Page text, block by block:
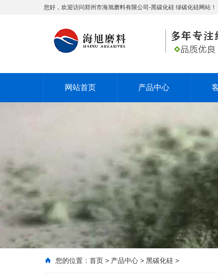
您好，欢迎访问郑州市海旭磨料有限公司-黑碳化硅 绿碳化硅网站！
网站首页 产品中心
您的位置： 首页 > 产品中心 > 黑碳化硅 >